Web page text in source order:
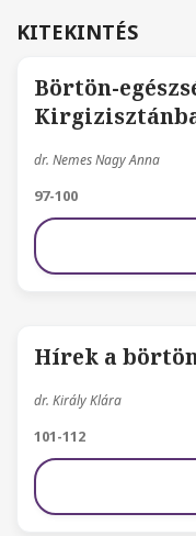
KITEKINTÉS
Börtön-
dr. Nemes Nagy Anna
97-100
Hírek a
dr. Király Klára
101-112